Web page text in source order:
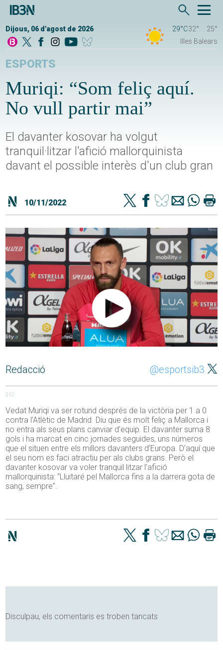
Dijous, 06 d'agost de 2026 29°C32°
25°
Illes Balears
ESPORTS
Muriqi: “Som feliç aquí.
No vull partir mai”
El davanter kosovar ha volgut
tranquil·litzar l'afició mallorquinista
davant el possible interès d'un club gran
10/11/2022
Redacció @esportsib3
212
Vedat Muriqi va ser rotund després de la victòria per 1 a 0
contra l’Atlètic de Madrid. Diu que és molt feliç a Mallorca i
no entra als seus plans canviar d’equip. El davanter suma 8
gols i ha marcat en cinc jornades seguides, uns números
que el situen entre els millors davanters d’Europa. D’aquí que
el seu nom es faci atractiu per als clubs grans. Però el
davanter kosovar va voler tranquil·litzar l’afició
mallorquinista: “Lluitaré pel Mallorca fins a la darrera gota de
sang, sempre”.
Disculpau, els comentaris es troben tancats